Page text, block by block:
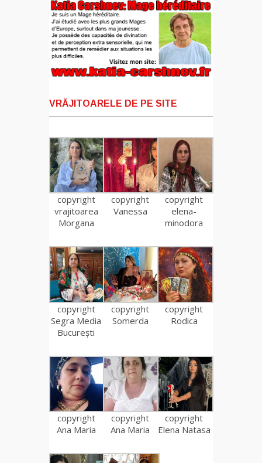
VRĂJITOARELE DE PE SITE
copyright
vrajitoarea
Morgana
copyright
Vanessa
copyright
elena-
minodora
copyright
Segra Media
București
copyright
Somerda
copyright
Rodica
copyright
Ana Maria
copyright
Ana Maria
copyright
Elena Natasa